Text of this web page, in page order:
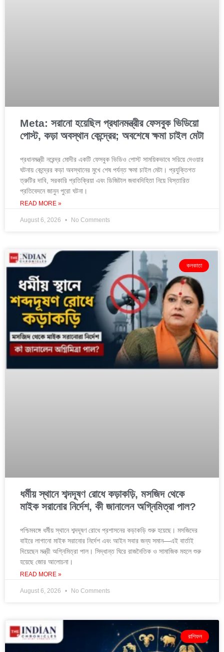
Meta: সরানো হয়েছিল প্রধানমন্ত্রীর ফেসবুক ভিডিয়ো
পোস্ট, কড়া অবস্থান কেন্দ্রের; অবশেষে ক্ষমা চাইল মেটা
প্রধানমন্ত্রী নরেন্দ্র মোদীর একটি ফেসবুক ভিডিও পোস্ট সাময়িকভাবে সরিয়ে দেওয়ার
ঘটনায় কেন্দ্রের কড়া অবস্থানের মুখে শেষ পর্যন্ত ক্ষমা চাইল মেটা। প্রযুক্তিগত
ত্রুটির দাবি, সরকারি প্রতিক্রিয়া এবং ডিজিটাল জবাবদিহিতা নিয়ে বিস্তারিত
প্রতিবেদনে জানুন পুরো ঘটনা।
READ MORE »
August 6, 2026 No Comments
কলকাতা
ধর্মীয় স্থানে শব্দদূষণ রোধে কড়াকড়ি, মসজিদ থেকে
মাইক সরানোর নির্দেশ, কী জানালেন অগ্নিমিত্রা পাল?
পশ্চিমবঙ্গে ধর্মীয় স্থানে শব্দদূষণ রোধে প্রশাসনের কড়াকড়ি শুরু হয়েছে। মসজিদের
বাইরে লাগানো মাইক সরানোর নির্দেশ এবং আইন সবার জন্য সমান—এই বার্তাই
দিয়েছেন মন্ত্রী অগ্নিমিত্রা পাল। সিদ্ধান্ত ঘিরে রাজনৈতিক ও সামাজিক মহলে শুরু
হয়েছে জোর আলোচনা।
READ MORE »
August 6, 2026 No Comments
রাশিফল